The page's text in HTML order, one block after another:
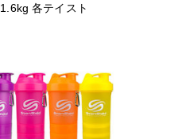
1.6kg 各テイスト